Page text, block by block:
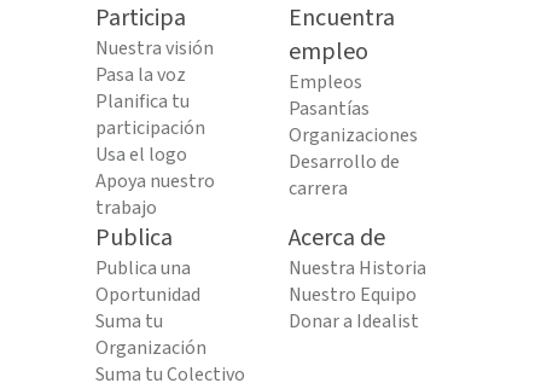
Participa
Nuestra visión
Pasa la voz
Planifica tu
participación
Usa el logo
Apoya nuestro
trabajo
Encuentra
empleo
Empleos
Pasantías
Organizaciones
Desarrollo de
carrera
Publica
Publica una
Oportunidad
Suma tu
Organización
Suma tu Colectivo
Acerca de
Nuestra Historia
Nuestro Equipo
Donar a Idealist